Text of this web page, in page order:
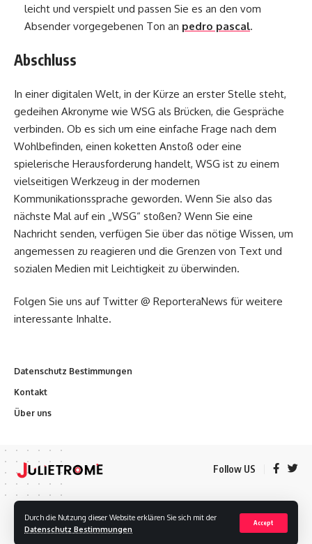
Durch die Nutzung dieser Website erklären Sie sich mit der
Datenschutz Bestimmungen
Accept
leicht und verspielt und passen Sie es an den vom
Absender vorgegebenen Ton an pedro pascal.
Abschluss
In einer digitalen Welt, in der Kürze an erster Stelle steht,
gedeihen Akronyme wie WSG als Brücken, die Gespräche
verbinden. Ob es sich um eine einfache Frage nach dem
Wohlbefinden, einen koketten Anstoß oder eine
spielerische Herausforderung handelt, WSG ist zu einem
vielseitigen Werkzeug in der modernen
Kommunikationssprache geworden. Wenn Sie also das
nächste Mal auf ein „WSG“ stoßen? Wenn Sie eine
Nachricht senden, verfügen Sie über das nötige Wissen, um
angemessen zu reagieren und die Grenzen von Text und
sozialen Medien mit Leichtigkeit zu überwinden.
Folgen Sie uns auf Twitter @ ReporteraNews für weitere
interessante Inhalte.
Datenschutz Bestimmungen
Kontakt
Über uns
Follow US
Urheberrechte © 2020 Julietrome Alle Rechte vorbehalten.
Über uns